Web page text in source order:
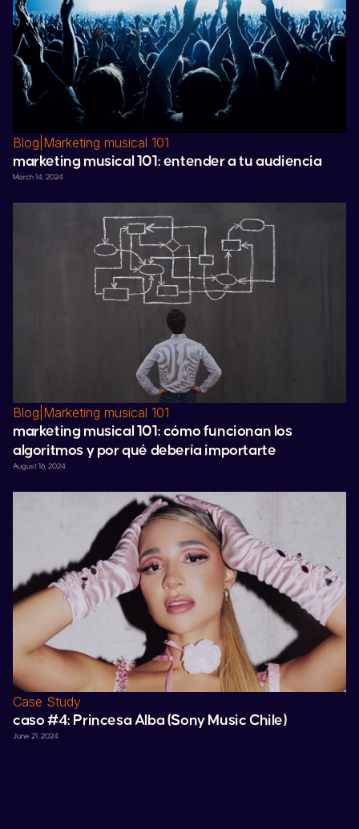
Blog Marketing musical 101
marketing musical 101: entender a tu audiencia
March 14, 2024
Blog Marketing musical 101
marketing musical 101: cómo funcionan los
algoritmos y por qué debería importarte
August 16, 2024
Case Study
caso #4: Princesa Alba (SonyMusic Chile)
June 21, 2024